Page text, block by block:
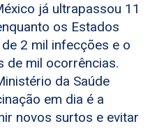
já ultrapassou 11
os Estados
2 mil infecções e o
de mil ocorrências.
da Saúde
em dia é a
novos surtos e evitar